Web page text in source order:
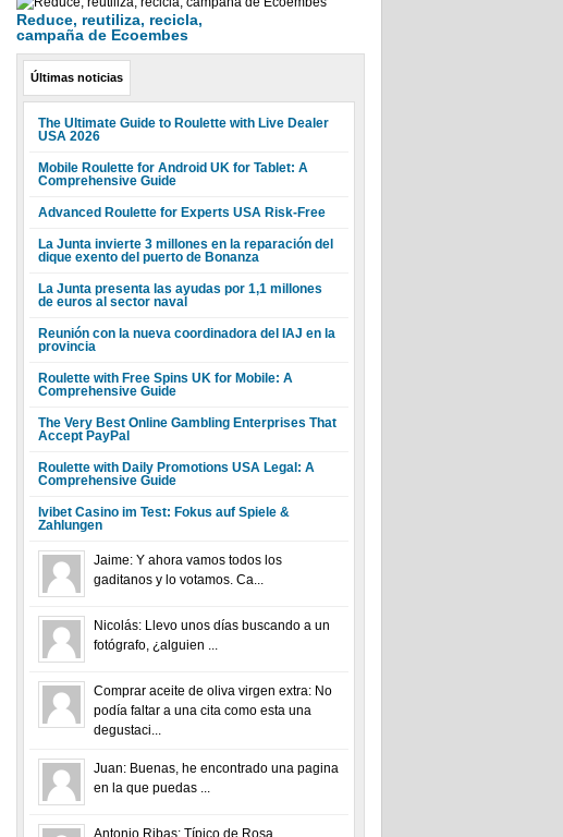
Reduce, reutiliza, recicla,
campaña de Ecoembes
Últimas noticias
The Ultimate Guide to Roulette with Live Dealer
USA 2026
Mobile Roulette for Android UK for Tablet: A
Comprehensive Guide
Advanced Roulette for Experts USA Risk-Free
La Junta invierte 3 millones en la reparación del
dique exento del puerto de Bonanza
La Junta presenta las ayudas por 1,1 millones
de euros al sector naval
Reunión con la nueva coordinadora del IAJ en la
provincia
Roulette with Free Spins UK for Mobile: A
Comprehensive Guide
The Very Best Online Gambling Enterprises That
Accept PayPal
Roulette with Daily Promotions USA Legal: A
Comprehensive Guide
Ivibet Casino im Test: Fokus auf Spiele &
Zahlungen
Jaime: Y ahora vamos todos los
gaditanos y lo votamos. Ca...
Nicolás: Llevo unos días buscando a un
fotógrafo, ¿alguien ...
Comprar aceite de oliva virgen extra: No
podía faltar a una cita como esta una
degustaci...
Juan: Buenas, he encontrado una pagina
en la que puedas ...
Antonio Ribas: Típico de Rosa